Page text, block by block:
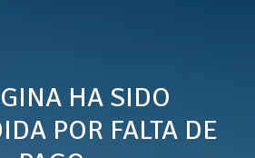
HA SIDO
POR FALTA DE